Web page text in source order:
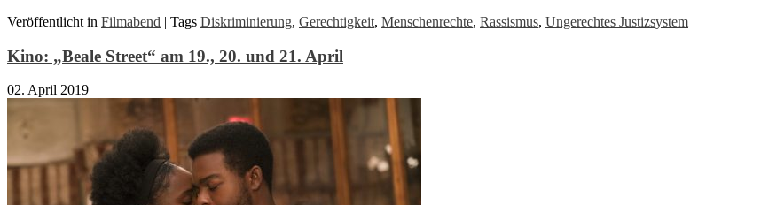
Veröffentlicht in Filmabend | Tags Diskriminierung, Gerechtigkeit, Menschenrechte, Rassismus, Ungerechtes Justizsystem
Kino: „Beale Street“ am 19., 20. und 21. April
02. April 2019